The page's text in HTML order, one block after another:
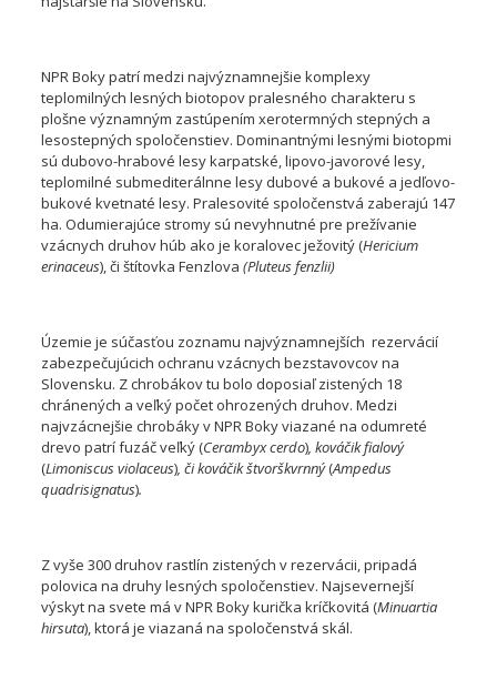
NPR Boky patrí medzi najvýznamnejšie komplexy
teplomilných lesných biotopov pralesného charakteru s
plošne významným zastúpením xerotermných stepných a
lesostepných spoločenstiev. Dominantnými lesnými biotopmi
sú dubovo-hrabové lesy karpatské, lipovo-javorové lesy,
teplomilné submediterálnne lesy dubové a bukové a jedľovo-
bukové kvetnaté lesy. Pralesovité spoločenstvá zaberajú 147
ha. Odumierajúce stromy sú nevyhnutné pre prežívanie
vzácnych druhov húb ako je koralovec ježovitý (Hericium
erinaceus), či štítovka Fenzlova (Pluteus fenzlii)
Územie je súčasťou zoznamu najvýznamnejších rezervácií
zabezpečujúcich ochranu vzácnych bezstavovcov na
Slovensku. Z chrobákov tu bolo doposiaľ zistených 18
chránených a veľký počet ohrozených druhov. Medzi
najvzácnejšie chrobáky v NPR Boky viazané na odumreté
drevo patrí fuzáč veľký (Cerambyx cerdo), kováčik fialový
(Limoniscus violaceus), či kováčik štvorškvrnný(Ampedus
quadrisignatus).
Z vyše 300 druhov rastlín zistených v rezervácii, pripadá
polovica na druhy lesných spoločenstiev. Najsevernejší
výskyt na svete má v NPR Boky kurička kríčkovitá (Minuartia
hirsuta), ktorá je viazaná na spoločenstvá skál.